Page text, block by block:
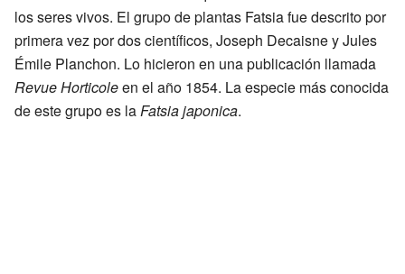
los seres vivos. El grupo de plantas Fatsia fue descrito por
primera vez por dos científicos, Joseph Decaisne y Jules
Émile Planchon. Lo hicieron en una publicación llamada
Revue Horticoleen el año 1854. La especie más conocida
de este grupo es laFatsia japonica.